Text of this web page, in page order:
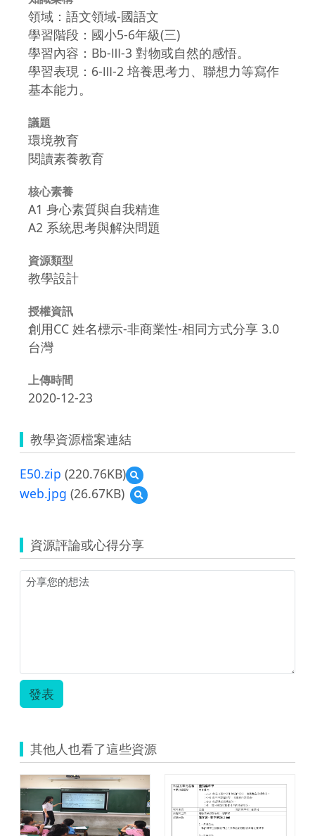
領域：語文領域-國語文
學習階段：國小5-6年級(三)
學習內容：Bb-Ⅲ-3 對物或自然的感悟。
學習表現：6-Ⅲ-2 培養思考力、聯想力等寫作
基本能力。
議題
環境教育
閱讀素養教育
核心素養
A1 身心素質與自我精進
A2 系統思考與解決問題
資源類型
教學設計
授權資訊
創用CC 姓名標示-非商業性-相同方式分享 3.0
台灣
上傳時間
2020-12-23
教學資源檔案連結
E50.zip (220.76KB)
預
覽
E50.zip
web.jpg (26.67KB)
預
覽
資源評論或心得分享
發表
其他人也看了這些資源